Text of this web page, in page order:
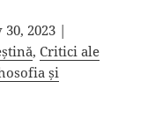
30, 2023 |
,Critici ale
și